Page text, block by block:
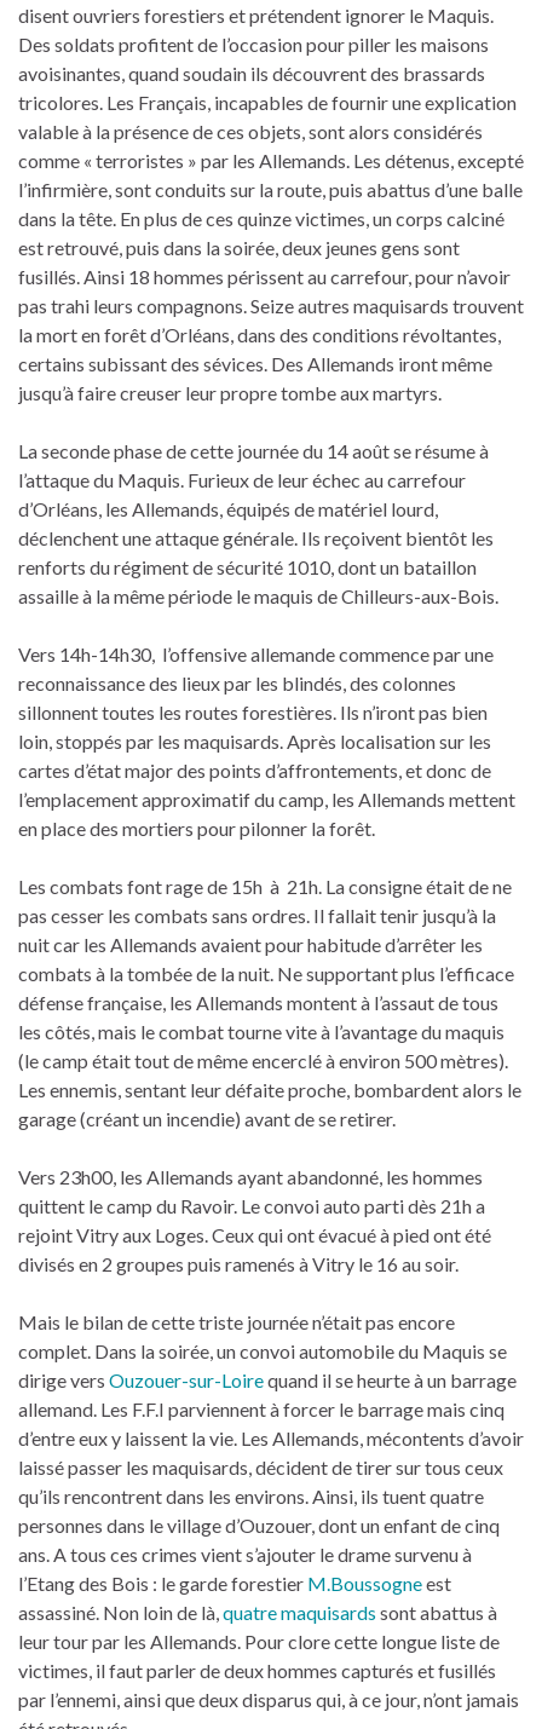
disent ouvriers forestiers et prétendent ignorer le Maquis.
Des soldats profitent de l’occasion pour piller les maisons
avoisinantes, quand soudain ils découvrent des brassards
tricolores. Les Français, incapables de fournir une explication
valable à la présence de ces objets, sont alors considérés
comme « terroristes » par les Allemands. Les détenus, excepté
l’infirmière, sont conduits sur la route, puis abattus d’une balle
dans la tête. En plus de ces quinze victimes, un corps calciné
est retrouvé, puis dans la soirée, deux jeunes gens sont
fusillés. Ainsi 18 hommes périssent au carrefour, pour n’avoir
pas trahi leurs compagnons. Seize autres maquisards trouvent
la mort en forêt d’Orléans, dans des conditions révoltantes,
certains subissant des sévices. Des Allemands iront même
jusqu’à faire creuser leur propre tombe aux martyrs.
La seconde phase de cette journée du 14 août se résume à
l’attaque du Maquis. Furieux de leur échec au carrefour
d’Orléans, les Allemands, équipés de matériel lourd,
déclenchent une attaque générale. Ils reçoivent bientôt les
renforts du régiment de sécurité 1010, dont un bataillon
assaille à la même période le maquis de Chilleurs-aux-Bois.
Vers 14h-14h30, l’offensive allemande commence par une
reconnaissance des lieux par les blindés, des colonnes
sillonnent toutes les routes forestières. Ils n’iront pas bien
loin, stoppés par les maquisards. Après localisation sur les
cartes d’état major des points d’affrontements, et donc de
l’emplacement approximatif du camp, les Allemands mettent
en place des mortiers pour pilonner la forêt.
Les combats font rage de 15h à 21h. La consigne était de ne
pas cesser les combats sans ordres. Il fallait tenir jusqu’à la
nuit car les Allemands avaient pour habitude d’arrêter les
combats à la tombée de la nuit. Ne supportant plus l’efficace
défense française, les Allemands montent à l’assaut de tous
les côtés, mais le combat tourne vite à l’avantage du maquis
(le camp était tout de même encerclé à environ 500 mètres).
Les ennemis, sentant leur défaite proche, bombardent alors le
garage (créant un incendie) avant de se retirer.
Vers 23h00, les Allemands ayant abandonné, les hommes
quittent le camp du Ravoir. Le convoi auto parti dès 21h a
rejoint Vitry aux Loges. Ceux qui ont évacué à pied ont été
divisés en 2 groupes puis ramenés à Vitry le 16 au soir.
Mais le bilan de cette triste journée n’était pas encore
complet. Dans la soirée, un convoi automobile du Maquis se
dirige vers Ouzouer-sur-Loirequand il se heurte à un barrage
allemand. Les F.F.I parviennent à forcer le barrage mais cinq
d’entre eux y laissent la vie. Les Allemands, mécontents d’avoir
laissé passer les maquisards, décident de tirer sur tous ceux
qu’ils rencontrent dans les environs. Ainsi, ils tuent quatre
personnes dans le village d’Ouzouer, dont un enfant de cinq
ans. A tous ces crimes vient s’ajouter le drame survenu à
l’Etang des Bois : le garde forestier M.Boussogneest
assassiné. Non loin de là,quatre maquisards sont abattus à
leur tour par les Allemands. Pour clore cette longue liste de
victimes, il faut parler de deux hommes capturés et fusillés
par l’ennemi, ainsi que deux disparus qui, à ce jour, n’ont jamais